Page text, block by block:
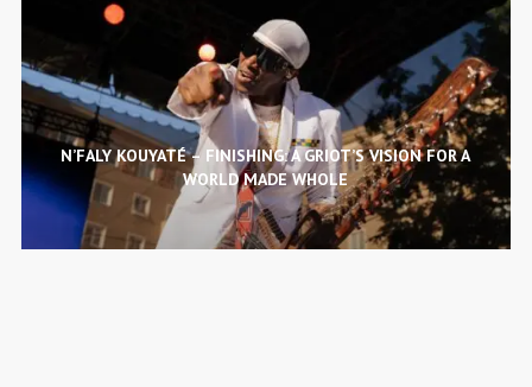
N’FALY KOUYATÉ – FINISHING: A GRIOT’S VISION FOR A
WORLD MADE WHOLE